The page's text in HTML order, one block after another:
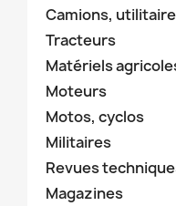
Camions,
Tracteurs
Matériels
Moteurs
Motos, cyclos
Militaires
Revues
Magazines